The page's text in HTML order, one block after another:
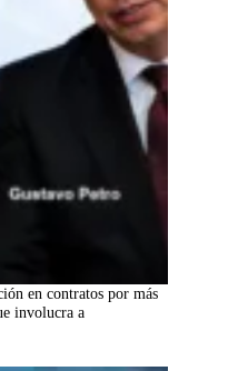
en contratos por más
involucra a